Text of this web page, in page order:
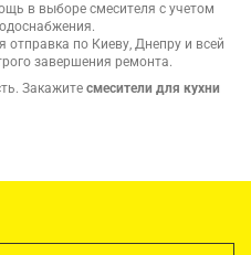
в выборе смесителя с учетом
отправка по Киеву, Днепру и всей
завершения ремонта.
Закажите смесители для кухни